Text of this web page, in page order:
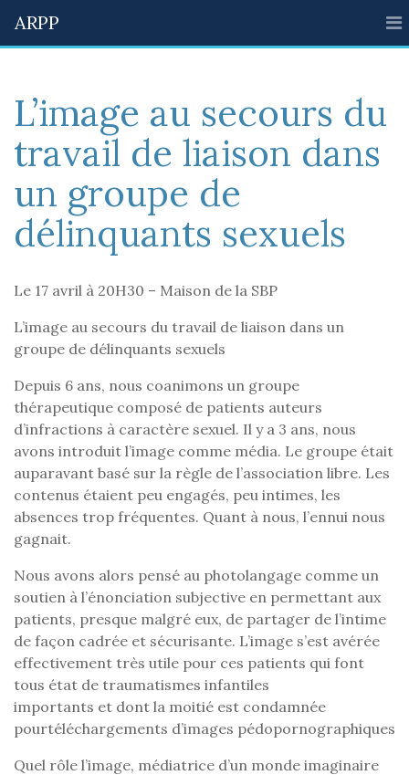
ARPP
L’image au secours du
travail de liaison dans
un groupe de
délinquants sexuels
Le 17 avril à 20H30 – Maison de la SBP
L’image au secours du travail de liaison dans un
groupe de délinquants sexuels
Depuis 6 ans, nous coanimons un groupe
thérapeutique composé de patients auteurs
d’infractions à caractère sexuel. Il y a 3 ans, nous
avons introduit l’image comme média. Le groupe était
auparavant basé sur la règle de l’association libre. Les
contenus étaient peu engagés, peu intimes, les
absences trop fréquentes. Quant à nous, l’ennui nous
gagnait.
Nous avons alors pensé au photolangage comme un
soutien à l’énonciation subjective en permettant aux
patients, presque malgré eux, de partager de l’intime
de façon cadrée et sécurisante. L’image s’est avérée
effectivement très utile pour ces patients qui font
tous état de traumatismes infantiles
importants et dont la moitié est condamnée
pourtéléchargements d’images pédopornographiques
Quel rôle l’image, médiatrice d’un monde imaginaire